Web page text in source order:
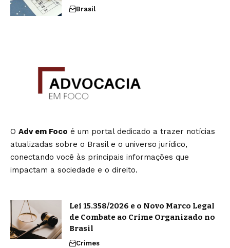
Brasil
O Adv em Foco é um portal dedicado a trazer notícias
atualizadas sobre o Brasil e o universo jurídico,
conectando você às principais informações que
impactam a sociedade e o direito.
Lei 15.358/2026 e o Novo Marco Legal
de Combate ao Crime Organizado no
Brasil
Crimes